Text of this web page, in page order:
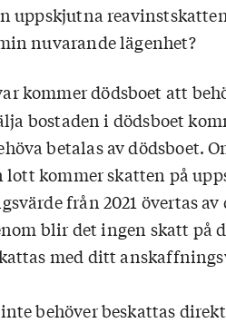
uppskjutna
nuvarande lägenhet?
kommer dödsboet att
bostaden i dödsboet
betalas av dödsboet.
kommer skatten på
från 2021 övertas av
blir det ingen skatt på
med ditt
behöver beskattas